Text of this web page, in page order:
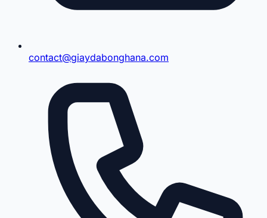
contact@giaydabonghana.com